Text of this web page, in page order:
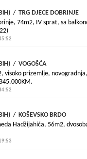
/ TRG DJECE DOBRINJE
74m2, IV sprat, sa
/ VOGOŠĆA
visoko prizemlje,
/ KOŠEVSKO BRDO
Hadžijahića, 56m2,